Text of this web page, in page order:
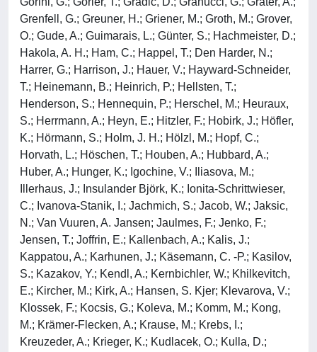
Grenfell, G.; Greuner, H.; Griener, M.; Groth, M.; Grover,
O.; Gude, A.; Guimarais, L.; Günter, S.; Hachmeister, D.;
Hakola, A. H.; Ham, C.; Happel, T.; Den Harder, N.;
Harrer, G.; Harrison, J.; Hauer, V.; Hayward-Schneider,
T.; Heinemann, B.; Heinrich, P.; Hellsten, T.;
Henderson, S.; Hennequin, P.; Herschel, M.; Heuraux,
S.; Herrmann, A.; Heyn, E.; Hitzler, F.; Hobirk, J.; Höfler,
K.; Hörmann, S.; Holm, J. H.; Hölzl, M.; Hopf, C.;
Horvath, L.; Höschen, T.; Houben, A.; Hubbard, A.;
Huber, A.; Hunger, K.; Igochine, V.; Iliasova, M.;
Illerhaus, J.; Insulander Björk, K.; Ionita-Schrittwieser,
C.; Ivanova-Stanik, I.; Jachmich, S.; Jacob, W.; Jaksic,
N.; Van Vuuren, A. Jansen; Jaulmes, F.; Jenko, F.;
Jensen, T.; Joffrin, E.; Kallenbach, A.; Kalis, J.;
Kappatou, A.; Karhunen, J.; Käsemann, C. -P.; Kasilov,
S.; Kazakov, Y.; Kendl, A.; Kernbichler, W.; Khilkevitch,
E.; Kircher, M.; Kirk, A.; Hansen, S. Kjer; Klevarova, V.;
Klossek, F.; Kocsis, G.; Koleva, M.; Komm, M.; Kong,
M.; Krämer-Flecken, A.; Krause, M.; Krebs, I.;
Kreuzeder, A.; Krieger, K.; Kudlacek, O.; Kulla, D.;